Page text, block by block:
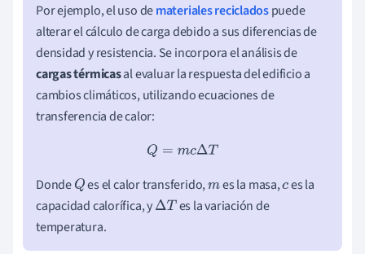
Por ejemplo, el uso demateriales recicladospuede
alterar el cálculo de carga debido a sus diferencias de
densidad y resistencia. Se incorpora el análisis de
cargas térmicasal evaluar la respuesta del edificio a
cambios climáticos, utilizando ecuaciones de
transferencia de calor:
Q= mcΔT
DondeQ es el calor transferido,m es la masa,ces la
capacidad calorífica, yΔT es la variación de
temperatura.